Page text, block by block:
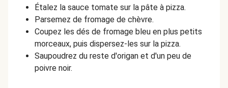
Étalez la sauce tomate sur la pâte à pizza.
Parsemez de fromage de chèvre.
Coupez les dés de fromage bleu en plus petits
morceaux, puis dispersez-les sur la pizza.
Saupoudrez du reste d'origan et d'un peu de
poivre noir.